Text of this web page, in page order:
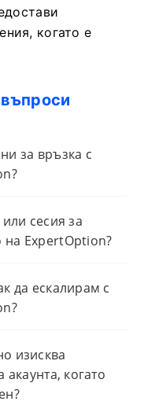
когато е
за връзка с
сесия за
ExpertOption?
да ескалирам с
изисква
когато